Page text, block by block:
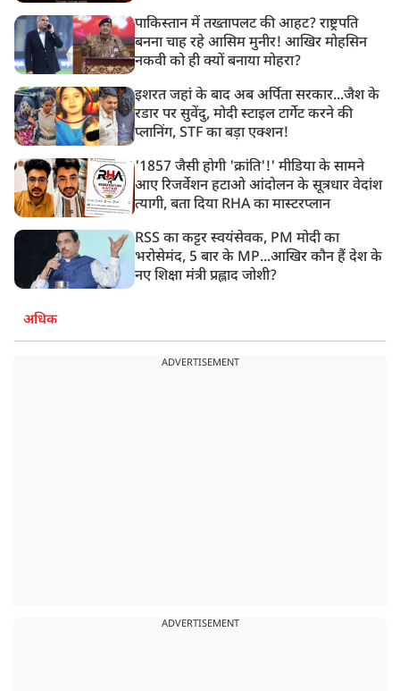
पाकिस्तान में तख्तापलट की आहट? राष्ट्रपति
बनना चाह रहे आसिम मुनीर! आखिर मोहसिन
नकवी को ही क्यों बनाया मोहरा?
इशरत जहां के बाद अब अर्पिता सरकार...जैश के
रडार पर सुवेंदु, मोदी स्टाइल टार्गेट करने की
प्लानिंग, STF का बड़ा एक्शन!
'1857 जैसी होगी 'क्रांति'!' मीडिया के सामने
आए रिजर्वेशन हटाओ आंदोलन के सूत्रधार वेदांश
त्यागी, बता दिया RHA का मास्टरप्लान
RSS का कट्टर स्वयंसेवक, PM मोदी का
भरोसेमंद, 5 बार के MP...आखिर कौन हैं देश के
नए शिक्षा मंत्री प्रह्लाद जोशी?
अधिक
ADVERTISEMENT
ADVERTISEMENT